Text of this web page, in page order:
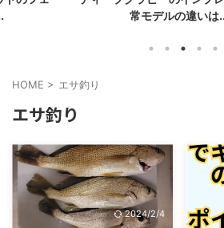
常モデルの違いは
HOME > エサ釣り
エサ釣り
2024/2/4